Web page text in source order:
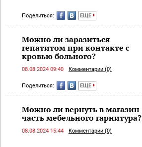
Поделиться: ЕЩЕ
Можно ли заразиться
гепатитом при контакте с
кровью больного?
08.08.2024 09:40 Комментарии (0)
Поделиться: ЕЩЕ
Можно ли вернуть в магазин
часть мебельного гарнитура?
08.08.2024 15:44 Комментарии (0)